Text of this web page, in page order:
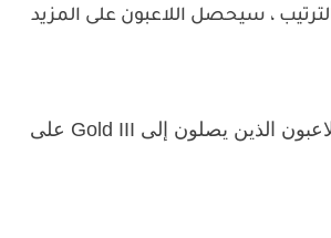
، سيحصل اللاعبون على المزيد
- سوف يحصل اللاعبون الذين يصلون إلى Gold III على